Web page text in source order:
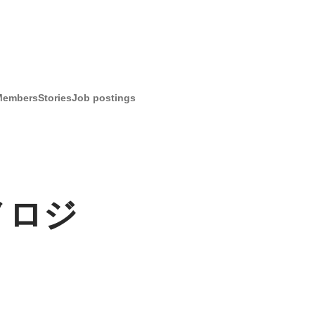
StoriesJob postings
ジ